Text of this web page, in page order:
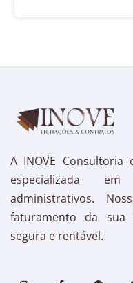
A INOVE Consultoria
especializada
administrativos.
faturamento da sua
segura e rentável.